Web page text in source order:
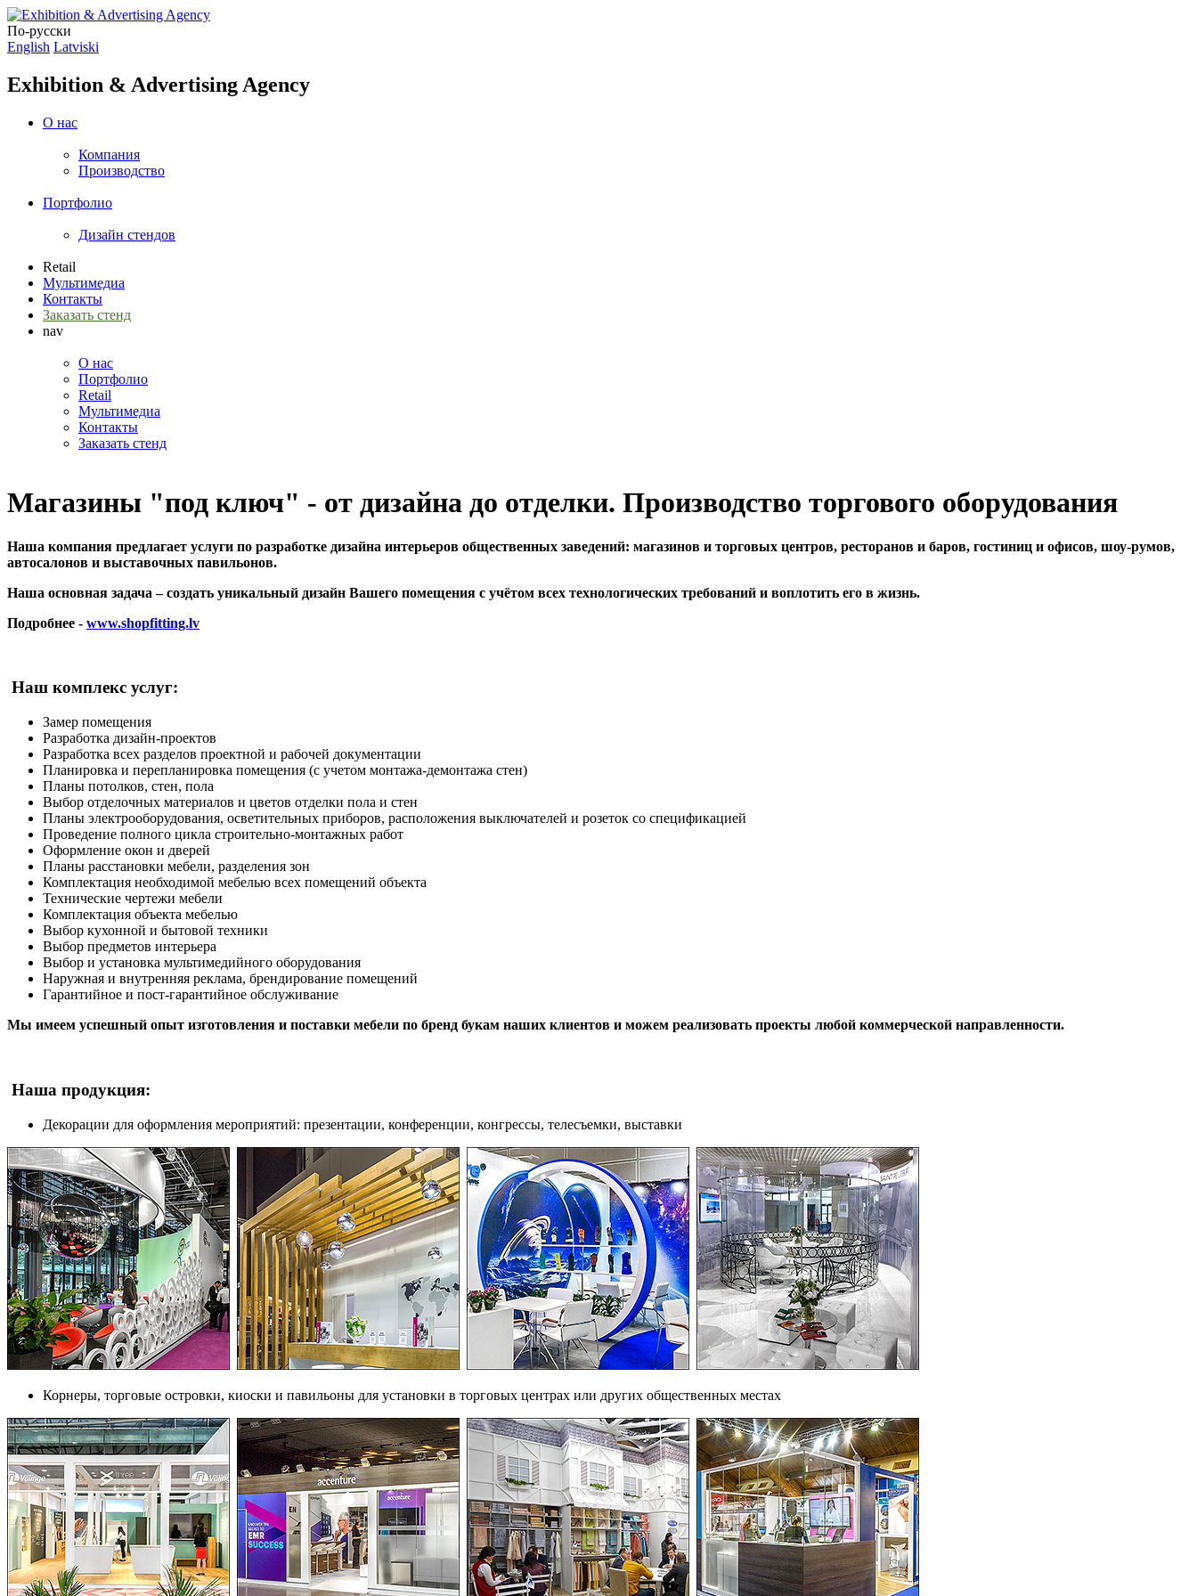
По-русски
English Latviski
Exhibition & Advertising Agency
О нас
Компания
Производство
Портфолио
Дизайн стендов
Retail
Мультимедиа
Контакты
Заказать стенд
nav
О нас
Портфолио
Retail
Мультимедиа
Контакты
Заказать стенд
Магазины "под ключ" - от дизайна до отделки. Производство торгового оборудования
Наша компания предлагает услуги по разработке дизайна интерьеров общественных заведений: магазинов и торговых центров, ресторанов и баров, гостиниц и офисов, шоу-румов,
автосалонов и выставочных павильонов.
Наша основная задача – создать уникальный дизайн Вашего помещения с учётом всех технологических требований и воплотить его в жизнь.
Подробнее - www.shopfitting.lv
Наш комплекс услуг:
Замер помещения
Разработка дизайн-проектов
Разработка всех разделов проектной и рабочей документации
Планировка и перепланировка помещения (с учетом монтажа-демонтажа стен)
Планы потолков, стен, пола
Выбор отделочных материалов и цветов отделки пола и стен
Планы электрооборудования, осветительных приборов, расположения выключателей и розеток со спецификацией
Проведение полного цикла строительно-монтажных работ
Оформление окон и дверей
Планы расстановки мебели, разделения зон
Комплектация необходимой мебелью всех помещений объекта
Технические чертежи мебели
Комплектация объекта мебелью
Выбор кухонной и бытовой техники
Выбор предметов интерьера
Выбор и установка мультимедийного оборудования
Наружная и внутренняя реклама, брендирование помещений
Гарантийное и пост-гарантийное обслуживание
Мы имеем успешный опыт изготовления и поставки мебели по бренд букам наших клиентов и можем реализовать проекты любой коммерческой направленности.
Наша продукция:
Декорации для оформления мероприятий: презентации, конференции, конгрессы, телесъемки, выставки
Корнеры, торговые островки, киоски и павильоны для установки в торговых центрах или других общественных местах